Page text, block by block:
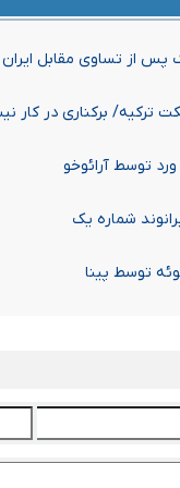
پس از تساوی مقابل ایران
ترکیه/ برکناری در کار
توسط آرائوخو
شماره یک
توسط پینا